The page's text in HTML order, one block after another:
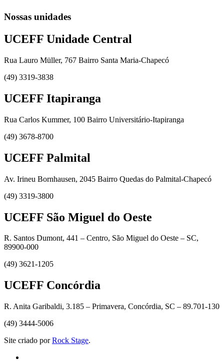
Nossas unidades
UCEFF Unidade Central
Rua Lauro Müller, 767 Bairro Santa Maria-Chapecó
(49) 3319-3838
UCEFF Itapiranga
Rua Carlos Kummer, 100 Bairro Universitário-Itapiranga
(49) 3678-8700
UCEFF Palmital
Av. Irineu Bornhausen, 2045 Bairro Quedas do Palmital-Chapecó
(49) 3319-3800
UCEFF São Miguel do Oeste
R. Santos Dumont, 441 – Centro, São Miguel do Oeste – SC,
89900-000
(49) 3621-1205
UCEFF Concórdia
R. Anita Garibaldi, 3.185 – Primavera, Concórdia, SC – 89.701-130
(49) 3444-5006
Site criado porRock Stage.